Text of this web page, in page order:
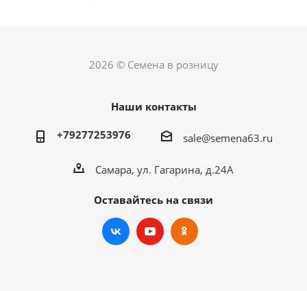
2026 © Семена в розницу
Наши контакты
+79277253976 sale@semena63.ru
Самара, ул. Гагарина, д.24А
Оставайтесь на связи